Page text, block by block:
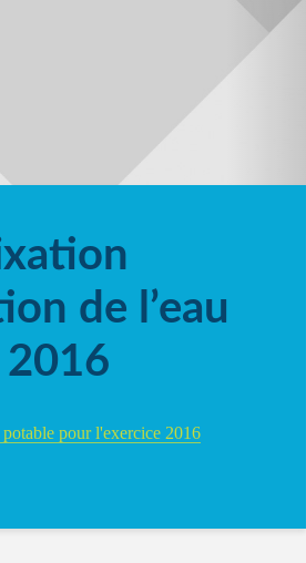
de l’eau
2016
pour l'exercice 2016